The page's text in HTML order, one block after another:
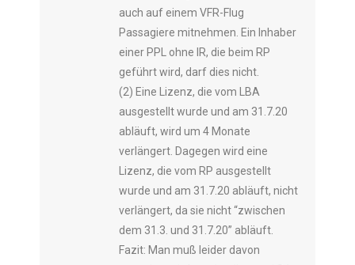
auch auf einem VFR-Flug
Passagiere mitnehmen. Ein Inhaber
einer PPL ohne IR, die beim RP
geführt wird, darf dies nicht.
(2) Eine Lizenz, die vom LBA
ausgestellt wurde und am 31.7.20
abläuft, wird um 4 Monate
verlängert. Dagegen wird eine
Lizenz, die vom RP ausgestellt
wurde und am 31.7.20 abläuft, nicht
verlängert, da sie nicht “zwischen
dem 31.3. und 31.7.20” abläuft.
Fazit: Man muß leider davon